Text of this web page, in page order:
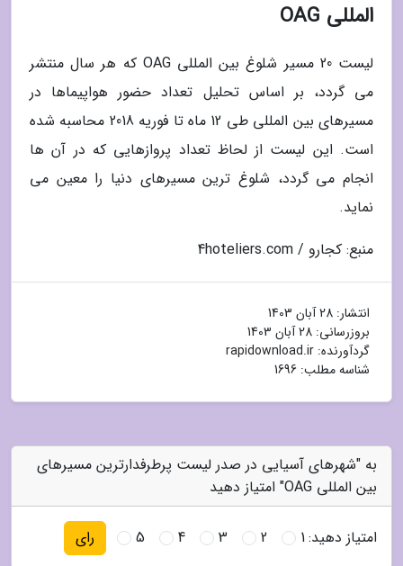
المللی OAG
لیست 20 مسیر شلوغ بین المللی OAG که هر سال منتشر
می گردد، بر اساس تحلیل تعداد حضور هواپیماها در
مسیرهای بین المللی طی 12 ماه تا فوریه 2018 محاسبه شده
است. این لیست از لحاظ تعداد پروازهایی که در آن ها
انجام می گردد، شلوغ ترین مسیرهای دنیا را معین می
نماید.
منبع: کجارو / 4hoteliers.com
انتشار: 28 آبان 1403
بروزرسانی: 28 آبان 1403
گردآورنده: rapidownload.ir
شناسه مطلب: 1696
به "شهرهای آسیایی در صدر لیست پرطرفدارترین مسیرهای
بین المللی OAG" امتیاز دهید
امتیاز دهید:1
2
3
4
5 رای